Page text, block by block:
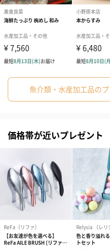
魚介類・水産加工品の
価格帯が近いプレゼント